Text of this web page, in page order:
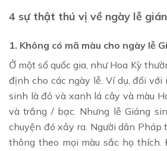
4 sự thật thú vị về ngày lễ
1. Không có mã màu cho ngày lễ
Ở một số quốc gia, như Hoa Kỳ
định cho các ngày lễ. Ví dụ, đối với
sinh là đỏ và xanh lá cây và màu
và trắng / bạc. Nhưng lễ Giáng
chuyện đó xảy ra. Người dân Pháp
thông theo mọi màu sắc họ